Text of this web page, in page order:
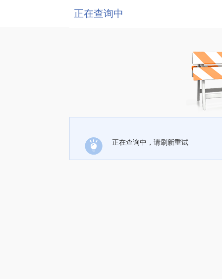
正在查询中
正在查询中，请刷新重试